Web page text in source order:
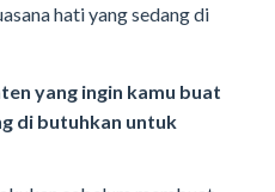
hati yang sedang di
yang ingin kamu buat
di butuhkan untuk